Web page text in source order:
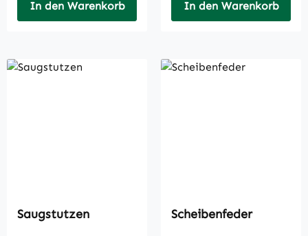
In den Warenkorb In den Warenkorb
Saugstutzen Scheibenfeder